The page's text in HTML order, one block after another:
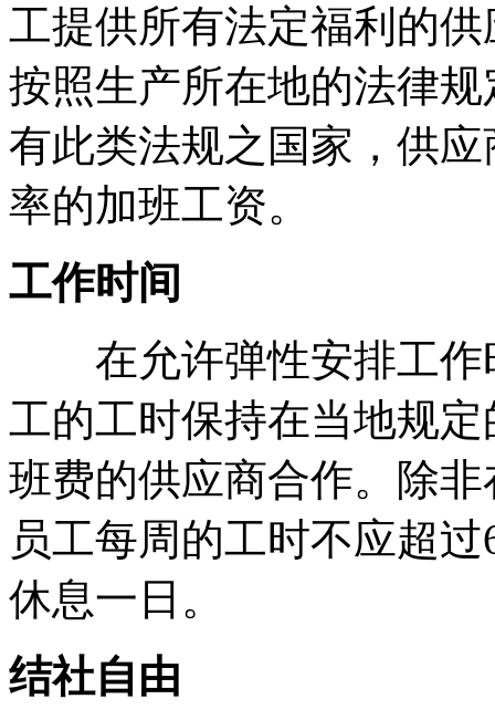
工提供所有法定福利的
按照生产所在地的法律
有此类法规之国家，供
率的加班工资。
工作时间
在允许弹性安排工作
工的工时保持在当地规
班费的供应商合作。除
员工每周的工时不应超
休息一日。
结社自由